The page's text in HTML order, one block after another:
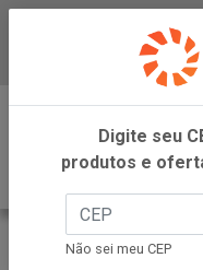
INÍCIO
Digite seu
produtos e
Não sei meu CEP